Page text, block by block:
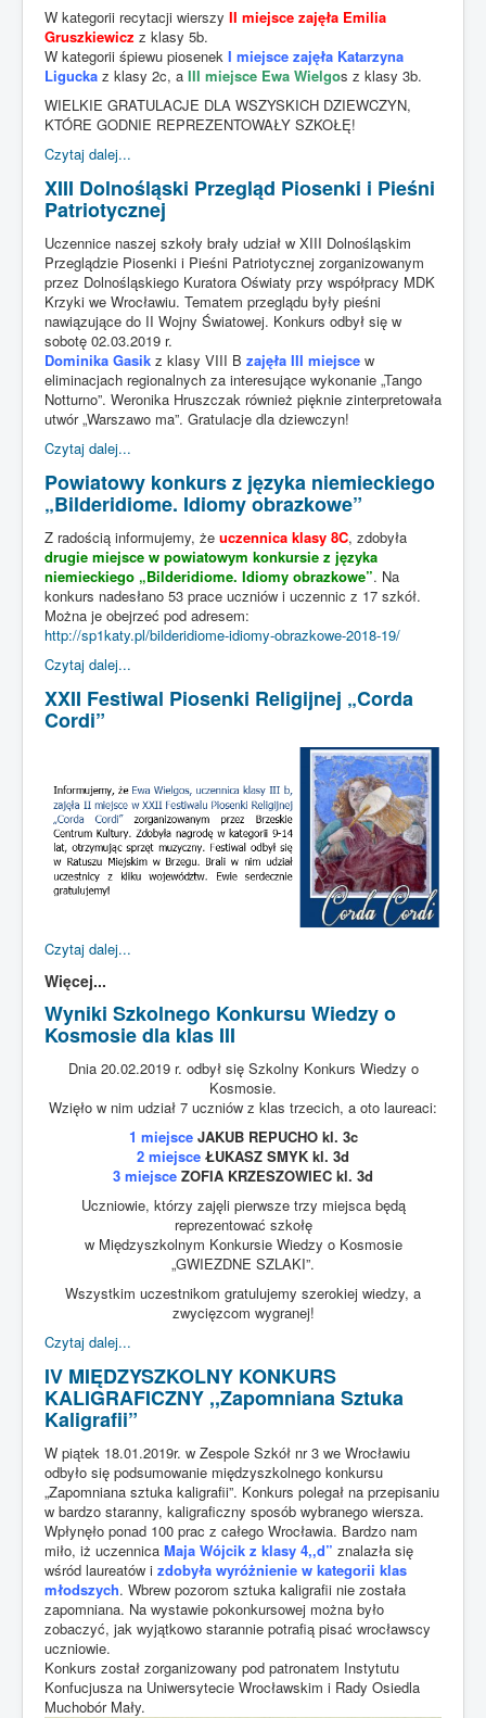
W kategorii recytacji wierszy II miejsce zajęła Emilia
Gruszkiewicz z klasy 5b.
W kategorii śpiewu piosenek I miejsce zajęła Katarzyna
Ligucka z klasy 2c, a III miejsce Ewa Wielgos z klasy 3b.
WIELKIE GRATULACJE DLA WSZYSKICH DZIEWCZYN,
KTÓRE GODNIE REPREZENTOWAŁY SZKOŁĘ!
Czytaj dalej...
XIII Dolnośląski Przegląd Piosenki i Pieśni
Patriotycznej
Uczennice naszej szkoły brały udział w XIII Dolnośląskim
Przeglądzie Piosenki i Pieśni Patriotycznej zorganizowanym
przez Dolnośląskiego Kuratora Oświaty przy współpracy MDK
Krzyki we Wrocławiu. Tematem przeglądu były pieśni
nawiązujące do II Wojny Światowej. Konkurs odbył się w
sobotę 02.03.2019 r.
Dominika Gasik z klasy VIII B zajęła III miejsce w
eliminacjach regionalnych za interesujące wykonanie „Tango
Notturno”. Weronika Hruszczak również pięknie zinterpretowała
utwór „Warszawo ma”. Gratulacje dla dziewczyn!
Czytaj dalej...
Powiatowy konkurs z języka niemieckiego
„Bilderidiome. Idiomy obrazkowe”
Z radością informujemy, że uczennica klasy 8C, zdobyła
drugie miejsce w powiatowym konkursie z języka
niemieckiego „Bilderidiome. Idiomy obrazkowe”. Na
konkurs nadesłano 53 prace uczniów i uczennic z 17 szkół.
Można je obejrzeć pod adresem:
http://sp1katy.pl/bilderidiome-idiomy-obrazkowe-2018-19/
Czytaj dalej...
XXII Festiwal Piosenki Religijnej „Corda
Cordi”
Czytaj dalej...
Więcej...
Wyniki Szkolnego Konkursu Wiedzy o
Kosmosie dla klas III
Dnia 20.02.2019 r. odbył się Szkolny Konkurs Wiedzy o
Kosmosie.
Wzięło w nim udział 7 uczniów z klas trzecich, a oto laureaci:
1 miejsceJAKUB REPUCHO kl. 3c
2 miejsce ŁUKASZ SMYK kl. 3d
3 miejsce ZOFIA KRZESZOWIEC kl. 3d
Uczniowie, którzy zajęli pierwsze trzy miejsca będą
reprezentować szkołę
w Międzyszkolnym Konkursie Wiedzy o Kosmosie
„GWIEZDNE SZLAKI”.
Wszystkim uczestnikom gratulujemy szerokiej wiedzy, a
zwycięzcom wygranej!
Czytaj dalej...
IV MIĘDZYSZKOLNY KONKURS
KALIGRAFICZNY ,,Zapomniana Sztuka
Kaligrafii”
W piątek 18.01.2019r. w Zespole Szkół nr 3 we Wrocławiu
odbyło się podsumowanie międzyszkolnego konkursu
„Zapomniana sztuka kaligrafii”. Konkurs polegał na przepisaniu
w bardzo staranny, kaligraficzny sposób wybranego wiersza.
Wpłynęło ponad 100 prac z całego Wrocławia. Bardzo nam
miło, iż uczennica Maja Wójcik z klasy 4,,d” znalazła się
wśród laureatów i zdobyła wyróżnienie w kategorii klas
młodszych. Wbrew pozorom sztuka kaligrafii nie została
zapomniana. Na wystawie pokonkursowej można było
zobaczyć, jak wyjątkowo starannie potrafią pisać wrocławscy
uczniowie.
Konkurs został zorganizowany pod patronatem Instytutu
Konfucjusza na Uniwersytecie Wrocławskim i Rady Osiedla
Muchobór Mały.